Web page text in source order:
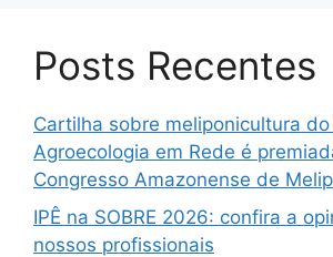
Posts Recentes
Cartilha sobre meliponicultura
Agroecologia em Rede é
Congresso Amazonense de
IPÊ na SOBRE 2026: confira a
nossos profissionais